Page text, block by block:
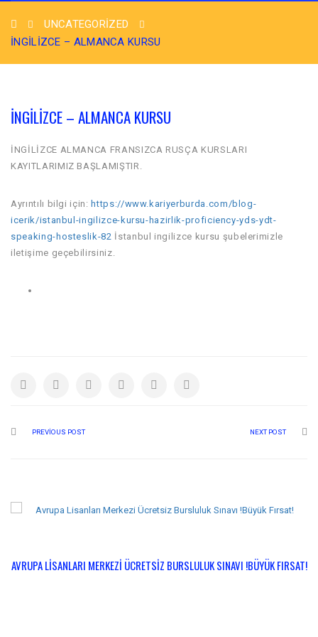
UNCATEGORIZED
İNGİLİZCE – ALMANCA KURSU
İNGİLİZCE – ALMANCA KURSU
İNGİLİZCE ALMANCA FRANSIZCA RUSÇA KURSLARI
KAYITLARIMIZ BAŞLAMIŞTIR.
Ayrıntılı bilgi için: https://www.kariyerburda.com/blog-
icerik/istanbul-ingilizce-kursu-hazirlik-proficiency-yds-ydt-
speaking-hosteslik-82 İstanbul ingilizce kursu şubelerimizle
iletişime geçebilirsiniz.
PREVIOUS POST NEXT POST
AVRUPA LISANLARI MERKEZI ÜCRETSIZ BURSLULUK SINAVI !BÜYÜK FIRSAT!